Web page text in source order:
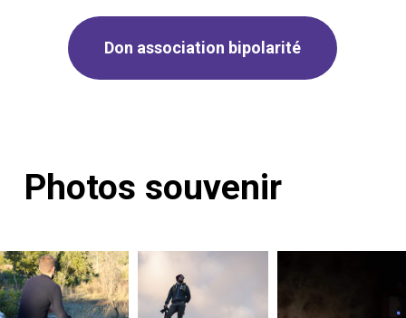
Don association bipolarité
Photos souvenir